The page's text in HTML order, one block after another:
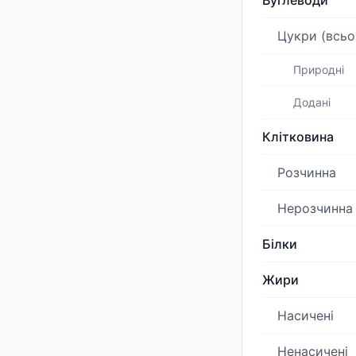
Цукри
Природні
Додані
Клітковина
Розчинна
Нерозчинна
Білки
Жири
Насичені
Ненасичені